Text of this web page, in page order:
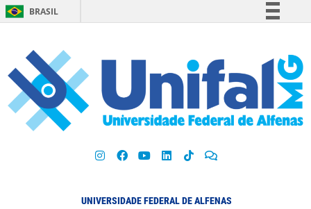
BRASIL
Participe
Acesso à informação
Legislação
UNIVERSIDADE FEDERAL DE ALFENAS